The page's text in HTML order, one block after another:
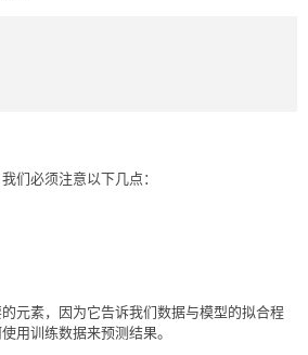
们必须注意以下几点：
元素，因为它告诉我们数据与模型的拟合程
用训练数据来预测结果。